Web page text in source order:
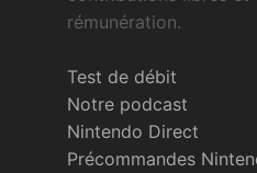
rémunération.
Test de débit
Notre podcast
Nintendo Direct
Précommandes